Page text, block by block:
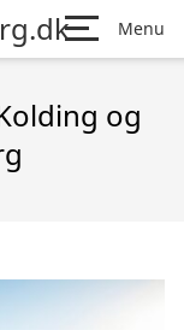
Menu
og